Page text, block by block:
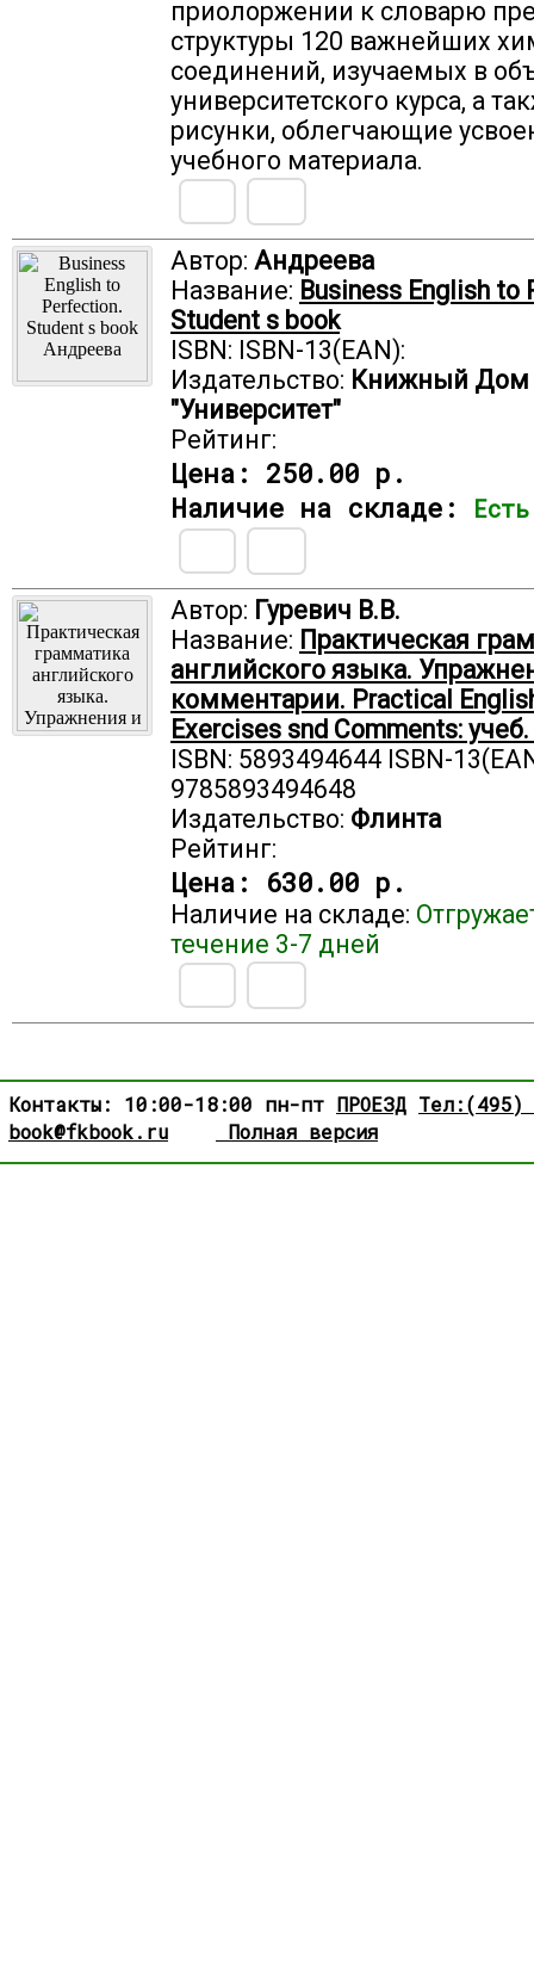
приолоржении к словарю
структуры 120 важнейших
соединений, изучаемых в
университетского курса, а
рисунки, облегчающие
учебного материала.
Автор: Андреева
Название: Business English to
Student s book
ISBN: ISBN-13(EAN):
Издательство: Книжный Дом
"Университет"
Рейтинг:
Цена: 250.00 р.
Наличие на складе:
Автор: Гуревич В.В.
Название: Практическая
английского языка.
комментарии. Practical
Exercises snd Comments:
ISBN: 5893494644 ISBN-
9785893494648
Издательство: Флинта
Рейтинг:
Цена: 630.00 р.
Наличие на складе:
течение 3-7 дней
Контакты: 10:00-18:00 пн-пт ПРОЕЗД Тел:(495)
book@fkbook.ru
Полная версия